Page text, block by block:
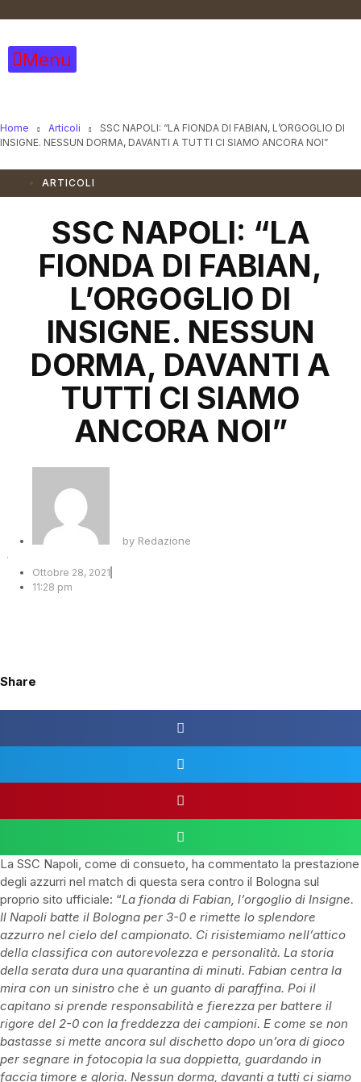
contenuto
Menu
Home Articoli
SSC NAPOLI: “LA FIONDA DI FABIAN, L’ORGOGLIO DI
INSIGNE. NESSUN DORMA, DAVANTI A TUTTI CI SIAMO ANCORA NOI”
ARTICOLI
SSC NAPOLI: “LA
FIONDA DI FABIAN,
L’ORGOGLIO DI
INSIGNE. NESSUN
DORMA, DAVANTI A
TUTTI CI SIAMO
ANCORA NOI”
by Redazione
·
Ottobre 28, 2021
11:28 pm
Share
La SSC Napoli, come di consueto, ha commentato la prestazione
degli azzurri nel match di questa sera contro il Bologna sul
proprio sito ufficiale: “La fionda di Fabian, l’orgoglio di Insigne.
Il Napoli batte il Bologna per 3-0 e rimette lo splendore
azzurro nel cielo del campionato. Ci risistemiamo nell’attico
della classifica con autorevolezza e personalità. La storia
della serata dura una quarantina di minuti. Fabian centra la
mira con un sinistro che è un guanto di paraffina. Poi il
capitano si prende responsabilità e fierezza per battere il
rigore del 2-0 con la freddezza dei campioni. E come se non
bastasse si mette ancora sul dischetto dopo un’ora di gioco
per segnare in fotocopia la sua doppietta, guardando in
faccia timore e gloria. Nessun dorma, davanti a tutti ci siamo